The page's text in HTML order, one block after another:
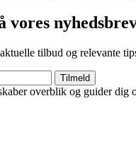
vores
tilbud og relevante
Tilmeld